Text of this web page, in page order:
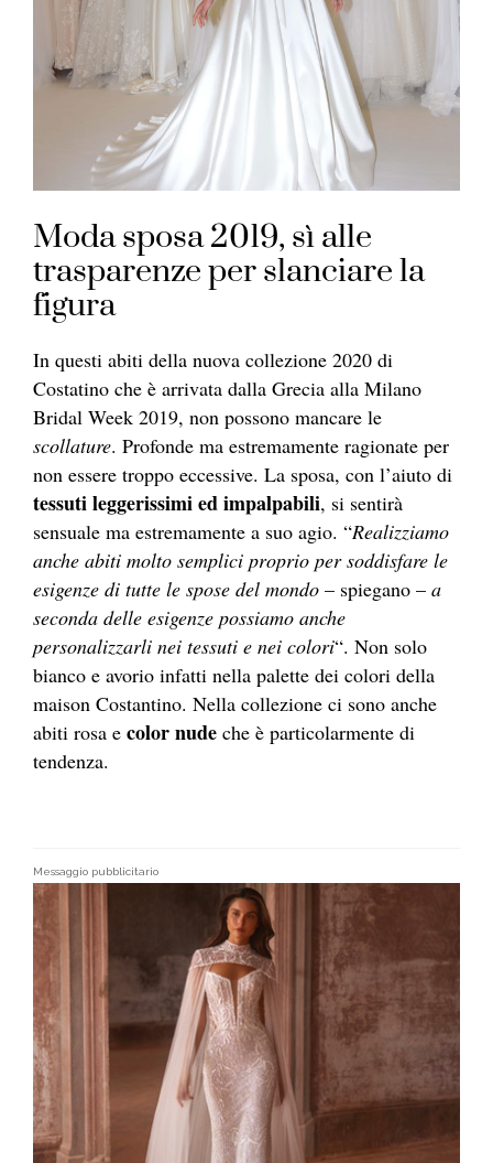
Moda sposa 2019, sì alle
trasparenze per slanciare la
figura
In questi abiti della nuova collezione 2020 di
Costatino che è arrivata dalla Grecia alla Milano
Bridal Week 2019, non possono mancare le
scollature. Profonde ma estremamente ragionate per
non essere troppo eccessive. La sposa, con l’aiuto di
tessuti leggerissimi ed impalpabili, si sentirà
sensuale ma estremamente a suo agio. “Realizziamo
anche abiti molto semplici proprio per soddisfare le
esigenze di tutte le spose del mondo – spiegano – a
seconda delle esigenze possiamo anche
personalizzarli nei tessuti e nei colori“. Non solo
bianco e avorio infatti nella palette dei colori della
maison Costantino. Nella collezione ci sono anche
abiti rosa e color nude che è particolarmente di
tendenza.
Messaggio pubblicitario